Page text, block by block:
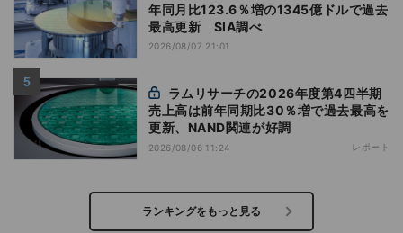
年同月比123.6％増の1345億ドルで過去
最高更新 SIA調べ
2026/08/07 21:01
売上高は前年同期比30％増で過去最高を
更新、NAND関連が好調
2026/08/06 11:24 レポート
ランキングをもっと見る